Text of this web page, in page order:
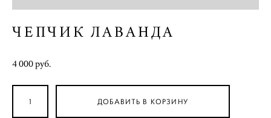
ЧЕПЧИК ЛАВАНДА
4 000 pуб.
ДОБАВИТЬ В КОРЗИНУ